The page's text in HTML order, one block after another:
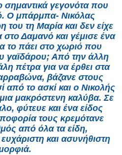
σημαντικά γεγονότα που
Ο μπάρμπα- Νικόλας
του τη Μαρία και δεν είχε
Δαμανό και γέμισε ένα
πάει στο χωριό που
γαϊδάρου; Από την άλλη
πέτρα για να έρθει στα
βάζανε στους
από το ασκί και ο Νικολής
μακρόστενη καλύβα. Σε
φύτευε και ένα είδος
τους κρεμότανε
από όλα τα είδη,
και ασυνήθιστη